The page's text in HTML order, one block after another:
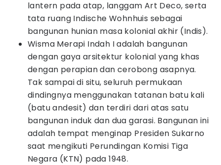
lantern pada atap, langgam Art Deco, serta
tata ruang Indische Wohnhuis sebagai
bangunan hunian masa kolonial akhir (Indis).
Wisma Merapi Indah I adalah bangunan
dengan gaya arsitektur kolonial yang khas
dengan perapian dan cerobong asapnya.
Tak sampai di situ, seluruh permukaan
dindingnya menggunakan tatanan batu kali
(batu andesit) dan terdiri dari atas satu
bangunan induk dan dua garasi. Bangunan ini
adalah tempat menginap Presiden Sukarno
saat mengikuti Perundingan Komisi Tiga
Negara (KTN) pada 1948.